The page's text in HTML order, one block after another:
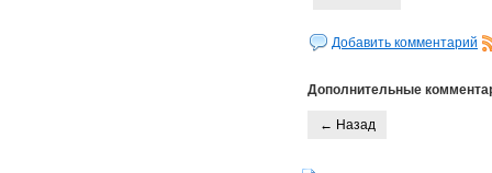
Добавить комментарий
Дополнительные
← Назад